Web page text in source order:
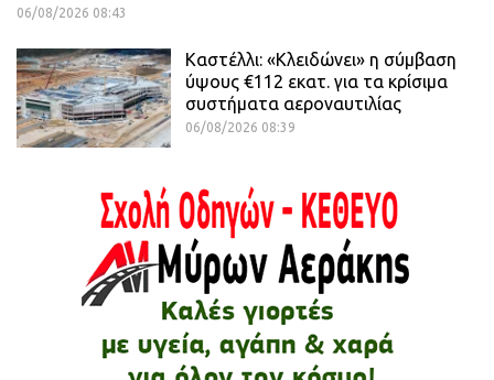
06/08/2026 08:43
Καστέλλι: «Κλειδώνει» η σύμβαση
ύψους €112 εκατ. για τα κρίσιμα
συστήματα αεροναυτιλίας
06/08/2026 08:39